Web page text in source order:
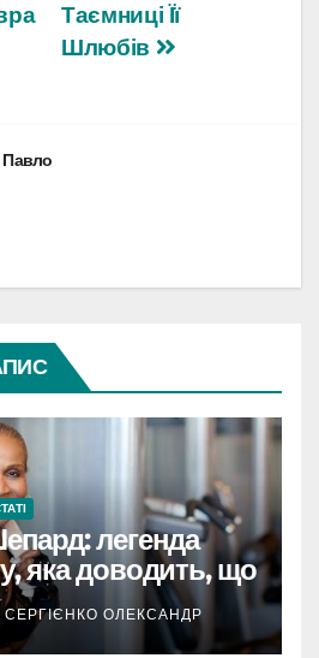
Таємниці Її
Шлюбів
Павло
легенда
яка доводить, що
цифра
СЕРГІЄНКО ОЛЕКСАНДР